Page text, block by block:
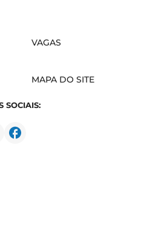
VAGAS
MAPA DO SITE
SOCIAIS: